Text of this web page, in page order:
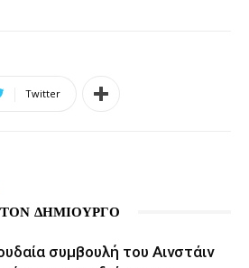
Twitter
ΔΗΜΙΟΥΡΓΟ
συμβουλή του Αινστάιν